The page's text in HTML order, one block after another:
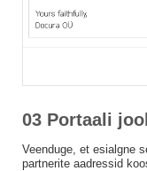
03 Portaali
Veenduge, et esialgne
partnerite aadressid